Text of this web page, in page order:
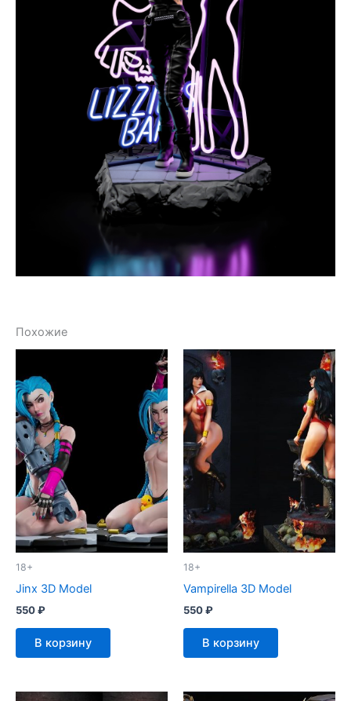
Похожие
18+
Jinx 3D Model
550₽
В корзину
18+
Vampirella 3D Model
550₽
В корзину